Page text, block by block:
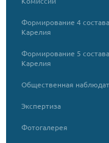
Формирование 4
Карелия
Формирование 5
Карелия
Общественная
Экспертиза
Фотогалерея